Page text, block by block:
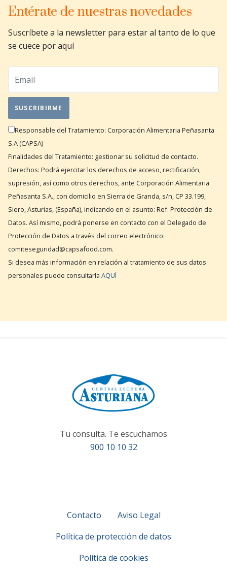
Entérate de nuestras novedades
Suscríbete a la newsletter para estar al tanto de lo que
se cuece por aquí
Responsable del Tratamiento: Corporación Alimentaria Peñasanta
S.A (CAPSA)
Finalidades del Tratamiento: gestionar su solicitud de contacto.
Derechos: Podrá ejercitar los derechos de acceso, rectificación,
supresión, así como otros derechos, ante Corporación Alimentaria
Peñasanta S.A., con domicilio en Sierra de Granda, s/n, CP 33.199,
Siero, Asturias, (España), indicando en el asunto: Ref. Protección de
Datos. Así mismo, podrá ponerse en contacto con el Delegado de
Protección de Datos a través del correo electrónico:
comiteseguridad@capsafood.com.
Si desea más información en relación al tratamiento de sus datos
personales puede consultarla AQUÍ
Tu consulta. Te escuchamos
900 10 10 32
Contacto
Aviso Legal
Política de protección de datos
Política de cookies